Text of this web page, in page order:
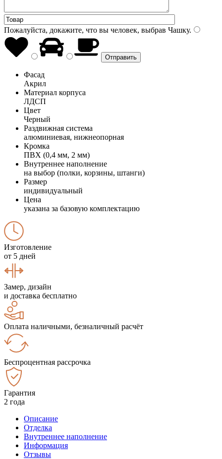
Пожалуйста, докажите, что вы человек, выбрав Чашку.
Фасад
Акрил
Материал корпуса
ЛДСП
Цвет
Черный
Раздвижная система
алюминиевая, нижнеопорная
Кромка
ПВХ (0,4 мм, 2 мм)
Внутреннее наполнение
на выбор (полки, корзины, штанги)
Размер
индивидуальный
Цена
указана за базовую комплектацию
Изготовление
от 5 дней
Замер, дизайн
и доставка бесплатно
Оплата наличными, безналичный расчёт
Беспроцентная рассрочка
Гарантия
2 года
Описание
Отделка
Внутреннее наполнение
Информация
Отзывы